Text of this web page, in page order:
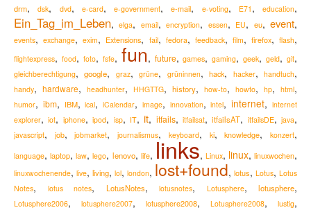
drm,dsk, dvd, e-card, e-government,e-mail, e-voting, E71 , education,
Ein_Tag_im_Leben,elga, email,encryption, essen, EU, eu,event,
events,exchange,exim, Extensions, fail, fedora, feedback, film, firefox,flash,
flightexpress, food, foto, fsfe, fun, future,games,gaming,geek,geld,git,
gleichberechtigung,google, graz,grüne, grüninnen,hack, hacker,handtuch,
handy, hardware, headhunter, HHGTTG, history, how-to, howto, hp, html,
humor, ibm, IBM,ical,iCalendar, image, innovation,intel,internet,internet
explorer,iot, iphone,ipod, isp, IT,it, itfails, itfailsat,itfailsAT, itfailsDE,java,
javascript, job,jobmarket,journalismus, keyboard, ki,knowledge,konzert,
language,laptop,law,lego, lenovo, life, links, Linux, linux,linuxwochen,
linuxwochenende, live, living, lol, london, lost+found, lotus, Lotus, Lotus
Notes, lotus notes, LotusNotes, lotusnotes, Lotusphere, lotusphere,
Lotusphere2006, lotusphere2007, lotusphere2008, Lotusphere2008, lustig,